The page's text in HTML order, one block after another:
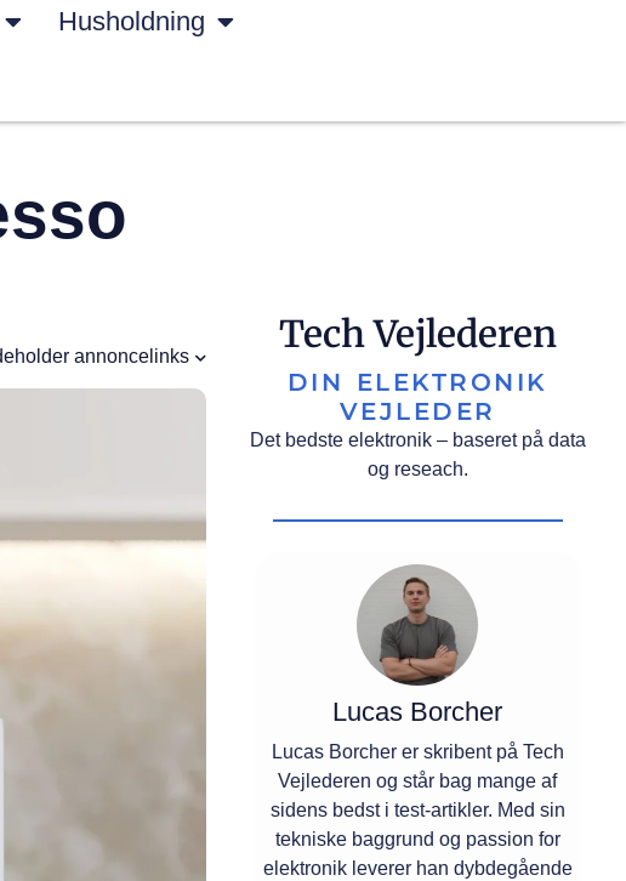
Husholdning
annoncelinks Tech Vejlederen
DIN ELEKTRONIK
VEJLEDER
Det bedste elektronik – baseret på data
og reseach.
Lucas Borcher
Lucas Borcher er skribent på Tech
Vejlederen og står bag mange af
sidens bedst i test-artikler. Med sin
tekniske baggrund og passion for
elektronik leverer han dybdegående